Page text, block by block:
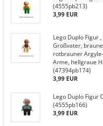
(4555pb213)
3,99 EUR
Lego Duplo Figur
Großvater,
rotbrauner
Arme, hellgraue
(47394pb174)
3,99 EUR
Lego Duplo Figur
(4555pb166)
3,99 EUR